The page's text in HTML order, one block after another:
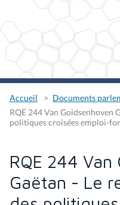
Accueil
Documents
RQE 244 Van Goidsenhoven
politiques croisées emploi-
RQE 244
Gaëtan - Le